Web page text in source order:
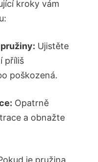
‍kroky ‌vám
​Ujistěte⁣
příliš
poškozená.
Opatrně
a obnažte
je pružina